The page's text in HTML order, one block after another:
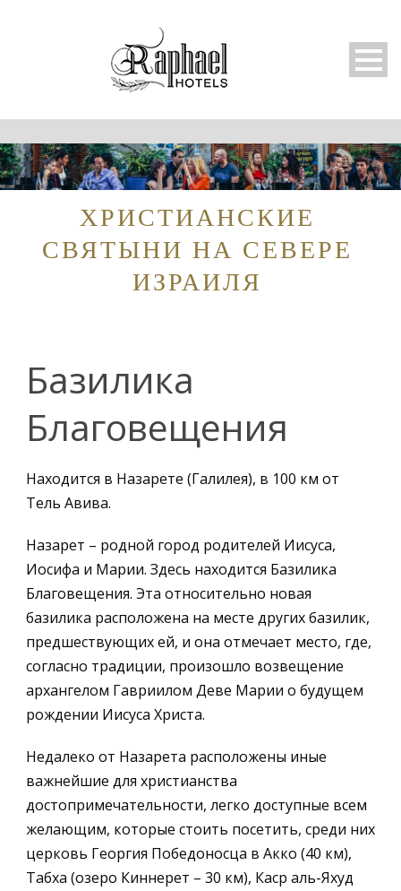
ХРИСТИАНСКИЕ
СВЯТЫНИ НА СЕВЕРЕ
ИЗРАИЛЯ
Базилика
Благовещения
Находится в Назарете (Галилея), в 100 км от
Тель Авива.
Назарет – родной город родителей Иисуса,
Иосифа и Марии. Здесь находится Базилика
Благовещения. Эта относительно новая
базилика расположена на месте других базилик,
предшествующих ей, и она отмечает место, где,
согласно традиции, произошло возвещение
архангелом Гавриилом Деве Марии о будущем
рождении Иисуса Христа.
Недалеко от Назарета расположены иные
важнейшие для христианства
достопримечательности, легко доступные всем
желающим, которые стоить посетить, среди них
церковь Георгия Победоносца в Акко (40 км),
Табха (озеро Киннерет – 30 км), Каср аль-Яхуд